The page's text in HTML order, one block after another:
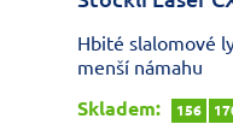
Hbité slalomové
menší námahu
Skladem:
156